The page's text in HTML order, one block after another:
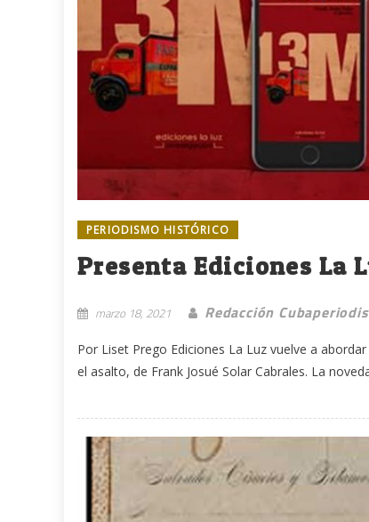
PERIODISMO HISTÓRICO
Presenta Ediciones La
marzo 18, 2021 Redacción
Por Liset Prego Ediciones La Luz vuelve a
el asalto, de Frank Josué Solar Cabrales. La